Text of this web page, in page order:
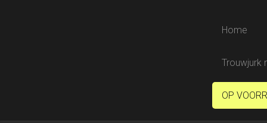
Home
Trouwjurk
OP